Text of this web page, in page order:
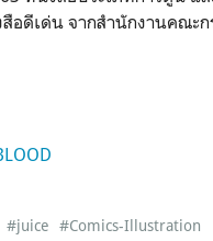
อดีเด่น จากสำนักงานคณะ
#juice #Comics-Illustration